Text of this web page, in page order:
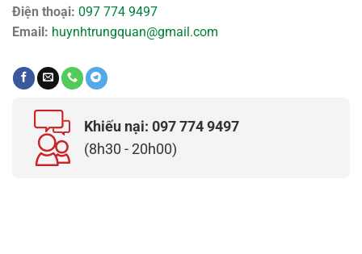
Điện thoại: 097 774 9497
Email: huynhtrungquan@gmail.com
Khiếu nại: 097 774 9497
(8h30 - 20h00)